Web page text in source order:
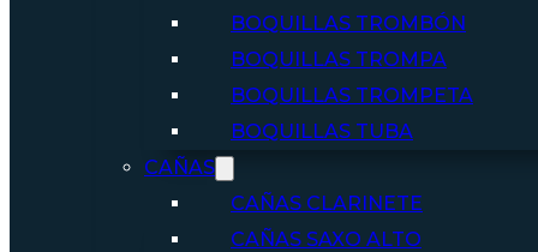
BOQUILLAS TROMBÓN
BOQUILLAS TROMPA
BOQUILLAS TROMPETA
BOQUILLAS TUBA
CAÑAS
CAÑAS CLARINETE
CAÑAS SAXO ALTO